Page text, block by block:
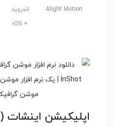
Alight Motion
اندروید
+ iOS
اپلیکیشن اینشات (InShot)